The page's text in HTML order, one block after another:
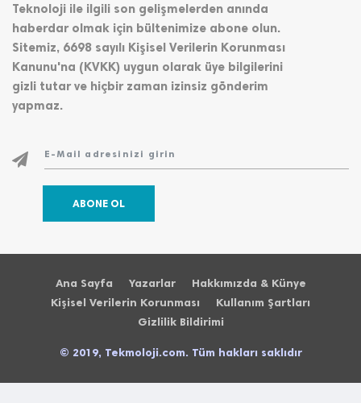
Teknoloji ile ilgili son gelişmelerden anında
haberdar olmak için bültenimize abone olun.
Sitemiz, 6698 sayılı Kişisel Verilerin Korunması
Kanunu'na (KVKK) uygun olarak üye bilgilerini
gizli tutar ve hiçbir zaman izinsiz gönderim
yapmaz.
ABONE OL
Ana Sayfa Yazarlar
Hakkımızda & Künye
Kişisel Verilerin Korunması
Kullanım Şartları
Gizlilik Bildirimi
© 2019, Tekmoloji.com. Tüm hakları saklıdır